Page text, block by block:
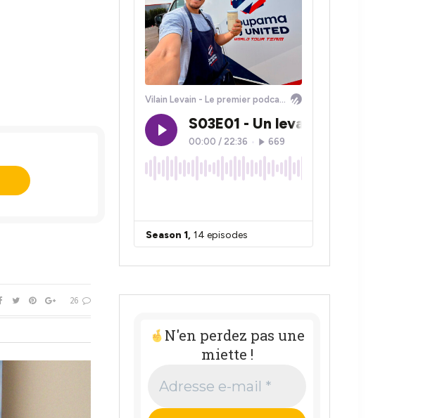
26
N'en perdez pas une
miette !
e-
mail